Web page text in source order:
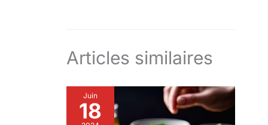
Articles similaires
Juin
18